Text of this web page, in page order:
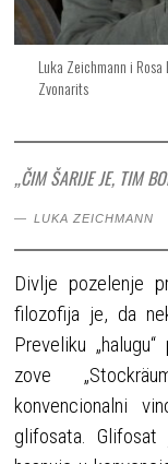
Luka Zeichmann i
Zvonarits
„ČIM ŠARIJE JE, TIM
LUKA ZEICHMANN
Divlje pozelenje
filozofija je, da
Preveliku
zove
konvencionalni
glifosata.